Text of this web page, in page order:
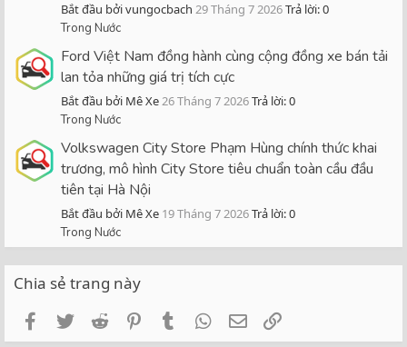
Bắt đầu bởi vungocbach 29 Tháng 7 2026Trả lời: 0
Trong Nước
Ford Việt Nam đồng hành cùng cộng đồng xe bán tải
lan tỏa những giá trị tích cực
Bắt đầu bởi Mê Xe26 Tháng 7 2026Trả lời: 0
Trong Nước
Volkswagen City Store Phạm Hùng chính thức khai
trương, mô hình City Store tiêu chuẩn toàn cầu đầu
tiên tại Hà Nội
Bắt đầu bởi Mê Xe 19 Tháng 7 2026Trả lời: 0
Trong Nước
Chia sẻ trang này
FacebookTwitterReddit PinterestTumblrWhatsApp
Email